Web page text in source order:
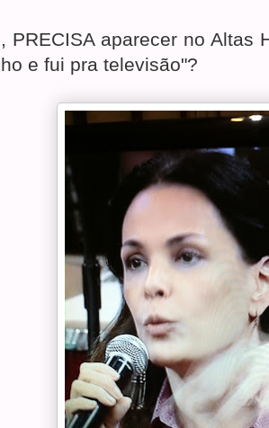
PRECISA aparecer no Altas
e fui pra televisão"?